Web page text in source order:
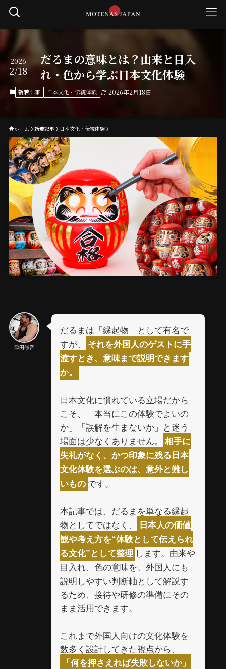
だるまの意味とは？由来と目入
れ・色から学ぶ日本文化体験
2026
2/18
新着記事 日本文化・伝統体験 2026年2月18日
ホーム 新着記事 日本文化・伝統体験
津田修吾
だるまは「縁起物」として有名で
すが、
それを外国人のゲストに手
渡すとき、意味まで説明できます
か。
日本文化に慣れている立場だから
こそ、「本当にこの体験でよいの
か」「誤解を生まないか」と迷う
場面は少なくありません。
相手に
失礼がなく、かつ印象に残る日本
文化体験を選ぶのは、意外と難し
いもの です。
本記事では、だるまを単なる縁起
物としてではなく、
日本人の価値
観や考え方を“体験として伝えられ
る文化”として整理 します。由来や
目入れ、色の意味を、外国人にも
説明しやすい判断軸として解説す
るため、接待や研修の準備にその
まま活用できます。
これまで外国人向けの文化体験を
数多く設計してきた視点から、
「何を押さえれば失敗しないか」